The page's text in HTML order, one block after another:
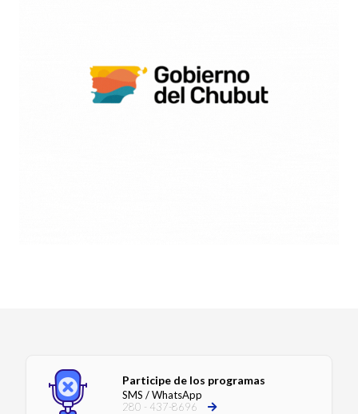
Participe de los programas
SMS / WhatsApp
280 - 437-8696